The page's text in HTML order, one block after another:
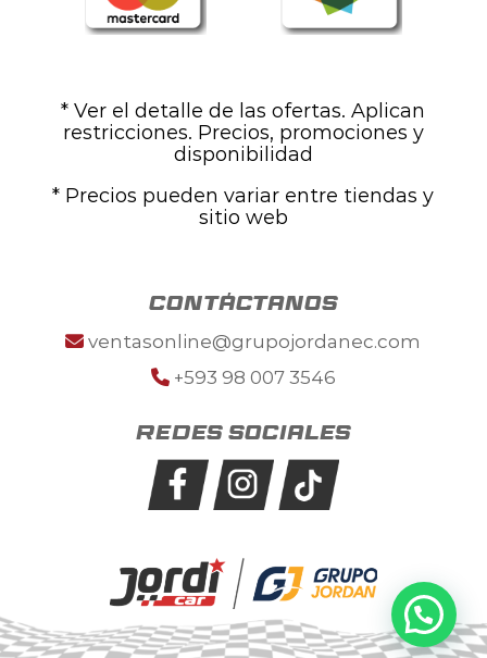
* Ver el detalle de las ofertas. Aplican
restricciones. Precios, promociones y
disponibilidad
* Precios pueden variar entre tiendas y
sitio web
contáctanos
ventasonline@grupojordanec.com
+593 98 007 3546
Redes sociales